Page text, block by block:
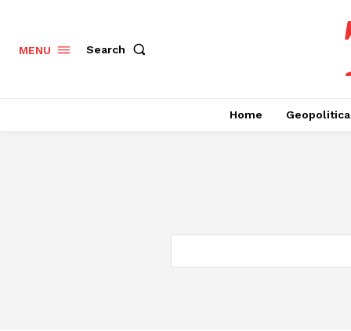
MENU Search
Home Geopolitica